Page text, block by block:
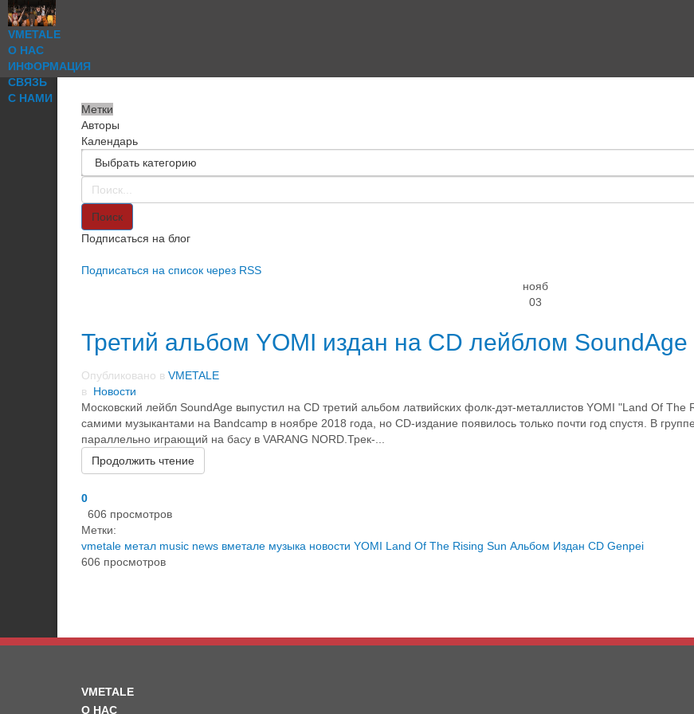
VMETALE
О НАС
ИНФОРМАЦИЯ
СВЯЗЬ
С НАМИ
Метки
Авторы
Календарь
Поиск
Подписаться на блог
Подписаться на список через RSS
нояб
03
Третий альбом YOMI издан на CD лейблом SoundAge
Опубликовано в VMETALE
в Новости
Московский лейбл SoundAge выпустил на CD третий альбом латвийских фолк-дэт-металлистов YOMI "Land Of
самими музыкантами на Bandcamp в ноябре 2018 года, но CD-издание появилось только почти год спустя. В
параллельно играющий на басу в VARANG NORD.Трек-...
Продолжить чтение
0
606 просмотров
Метки:
vmetale метал music news вметале музыка новости YOMI Land Of The Rising Sun Альбом Издан CD Genpei
606 просмотров
VMETALE
О НАС